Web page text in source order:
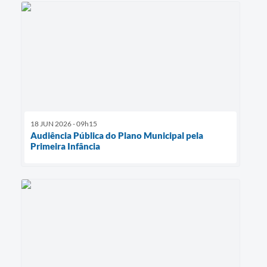
18 JUN 2026 - 09h15
Audiência Pública do Plano Municipal pela
Primeira Infância